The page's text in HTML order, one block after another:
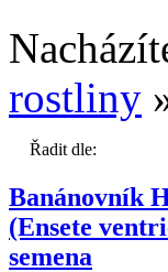
rostliny
Řadit dle:
Banánovník
(Ensete
semena